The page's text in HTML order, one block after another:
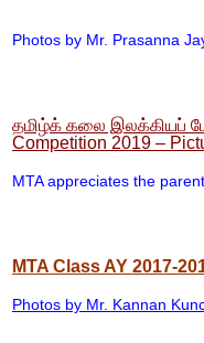
Photos by Mr. Prasanna
தமிழ்க் கலை இலக்கியப்
Competition 2019 –
MTA appreciates the
MTA Class AY 2017-
Photos by Mr. Kannan